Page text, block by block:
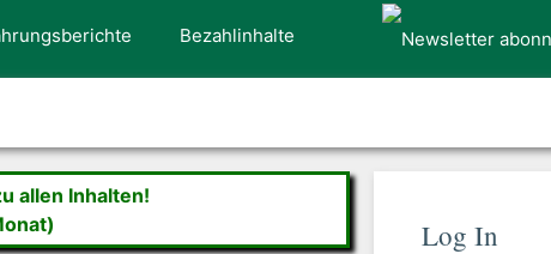
Bezahlinhalte
allen Inhalten!
Log In